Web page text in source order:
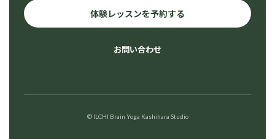
体験レッスンを予約する
お問い合わせ
© ILCHI Brain Yoga Kashihara Studio